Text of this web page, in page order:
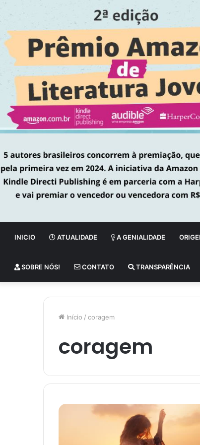
INICIO ATUALIDADE A GENIALIDADE
SOBRE NÓS! CONTATO TRANSPARÊNCIA
Início / coragem
coragem